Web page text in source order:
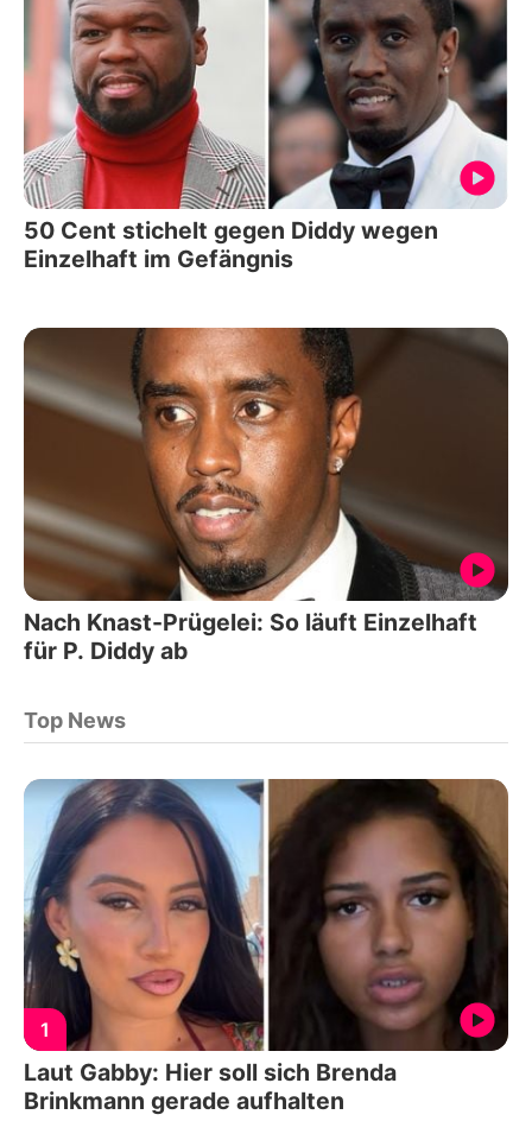
50 Cent stichelt gegen Diddy wegen
Einzelhaft im Gefängnis
Nach Knast-Prügelei: So läuft Einzelhaft
für P. Diddy ab
Top News
1
Laut Gabby: Hier soll sich Brenda
Brinkmann gerade aufhalten